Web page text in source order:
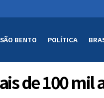
SÃO BENTO POLÍTICA
de 100 mil